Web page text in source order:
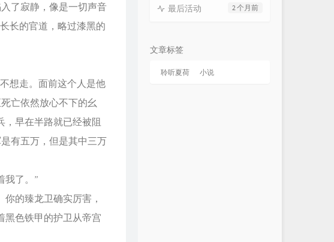
了寂静，像是一切声音
长的官道，略过漆黑的
想走。面前这个人是他
亡依然放心不下的幺
，早在半路就已经被阻
有五万，但是其中三万
了。”
的臻龙卫确实厉害，
黑色铁甲的护卫从帝宫
2 个月前
最后活动
文章标签
聆听夏荷 小说